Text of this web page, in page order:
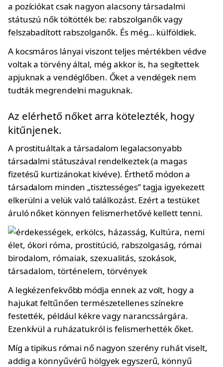
a pozíciókat csak nagyon alacsony társadalmi
státuszú nők töltötték be: rabszolganők vagy
felszabadított rabszolganők. És még… külföldiek.
A kocsmáros lányai viszont teljes mértékben védve
voltak a törvény által, még akkor is, ha segítettek
apjuknak a vendéglőben. Őket a vendégek nem
tudták megrendelni maguknak.
Az elérhető nőket arra kötelezték, hogy
kitűnjenek.
A prostituáltak a társadalom legalacsonyabb
társadalmi státuszával rendelkeztek (a magas
fizetésű kurtizánokat kivéve). Érthető módon a
társadalom minden „tisztességes” tagja igyekezett
elkerülni a velük való találkozást. Ezért a testüket
áruló nőket könnyen felismerhetővé kellett tenni.
A legkézenfekvőbb módja ennek az volt, hogy a
hajukat feltűnően természetellenes színekre
festették, például kékre vagy narancssárgára.
Ezenkívül a ruházatukról is felismerhették őket.
Míg a tipikus római nő nagyon szerény ruhát viselt,
addig a könnyűvérű hölgyek egyszerű, könnyű